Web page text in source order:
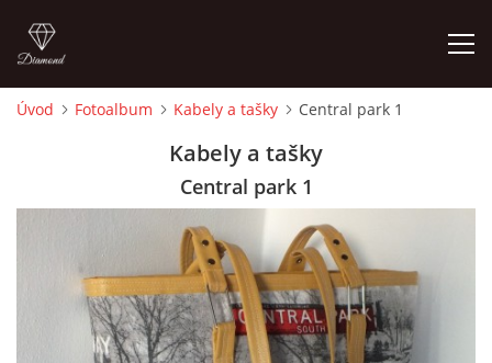
CEDULKY
MOJE POSLEDNÍ PRÁCE
Úvod Fotoalbum Kabely a tašky Central park 1
Kabely a tašky
Central park 1